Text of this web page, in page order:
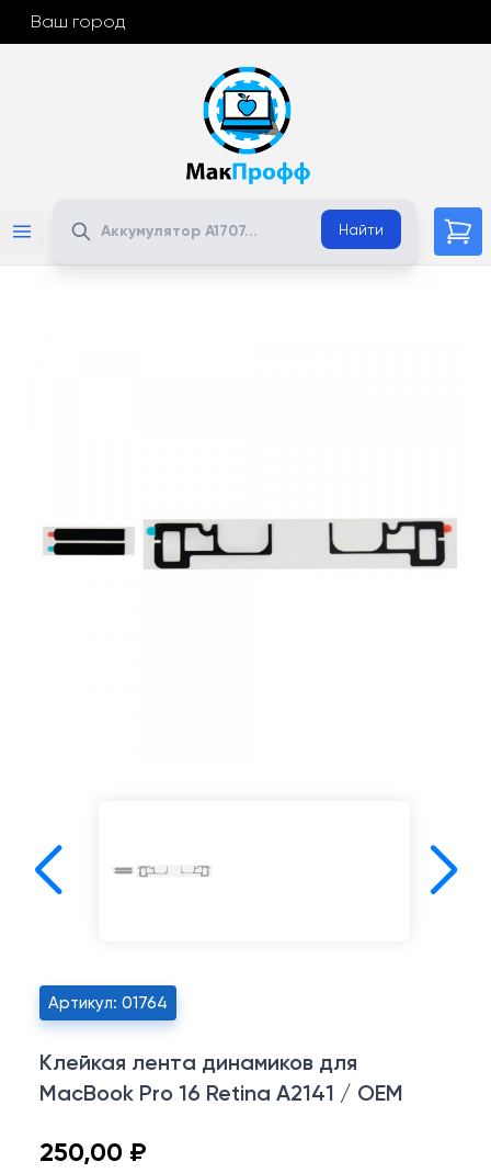
Ваш город
Найти
Артикул: 01764
Клейкая лента динамиков для
MacBook Pro 16 Retina A2141 / OEM
250,00 ₽